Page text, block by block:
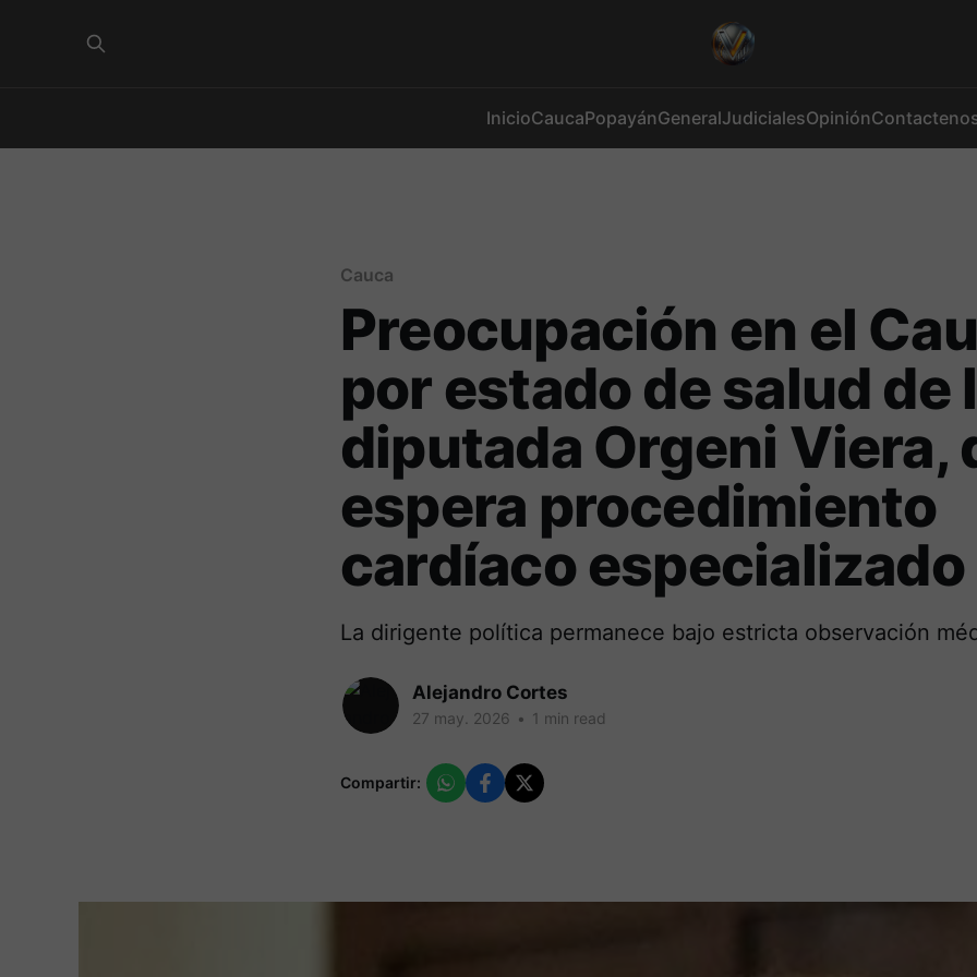
InicioCaucaPopayánGeneralJudicialesOpinión
Cauca
Preocupación en el
por estado de salud de
diputada Orgeni Viera,
espera procedimiento
cardíaco especializado
La dirigente política permanece bajo estricta observación
Alejandro Cortes
27 may. 2026 • 1 min read
Compartir: